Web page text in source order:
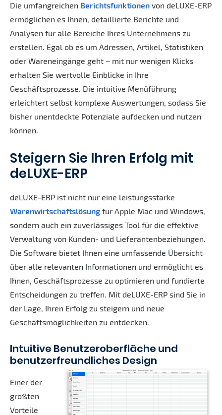
Die umfangreichen Berichtsfunktionen von deLUXE-ERP
ermöglichen es Ihnen, detaillierte Berichte und
Analysen für alle Bereiche Ihres Unternehmens zu
erstellen. Egal ob es um Adressen, Artikel, Statistiken
oder Wareneingänge geht – mit nur wenigen Klicks
erhalten Sie wertvolle Einblicke in Ihre
Geschäftsprozesse. Die intuitive Menüführung
erleichtert selbst komplexe Auswertungen, sodass Sie
bisher unentdeckte Potenziale aufdecken und nutzen
können.
Steigern Sie Ihren Erfolg mit
deLUXE-ERP
deLUXE-ERP ist nicht nur eine leistungsstarke
Warenwirtschaftslösung für Apple Mac und Windows,
sondern auch ein zuverlässiges Tool für die effektive
Verwaltung von Kunden- und Lieferantenbeziehungen.
Die Software bietet Ihnen eine umfassende Übersicht
über alle relevanten Informationen und ermöglicht es
Ihnen, Geschäftsprozesse zu optimieren und fundierte
Entscheidungen zu treffen. Mit deLUXE-ERP sind Sie in
der Lage, Ihren Erfolg zu steigern und neue
Geschäftsmöglichkeiten zu entdecken.
Intuitive Benutzeroberfläche und
benutzerfreundliches Design
Einer der
größten
Vorteile